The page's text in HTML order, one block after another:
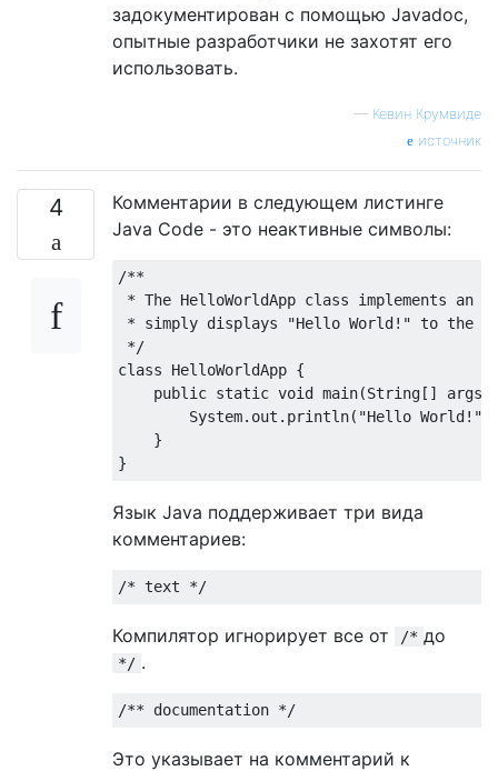
задокументирован с помощью Javadoc,
опытные разработчики не захотят его
использовать.
— Кевин Крумвиде
источник
4
Комментарии в следующем листинге
Java Code - это неактивные символы:
/**
* The HelloWorldApp class implements an
* simply displays "Hello World!" to the
*/
class
HelloWorldApp {
public static void main(String[] args
System. out . println( "Hello World!"
}
}
Язык Java поддерживает три вида
комментариев:
/* text */
Компилятор игнорирует все от /* до
*/ .
/** documentation */
Это указывает на комментарий к